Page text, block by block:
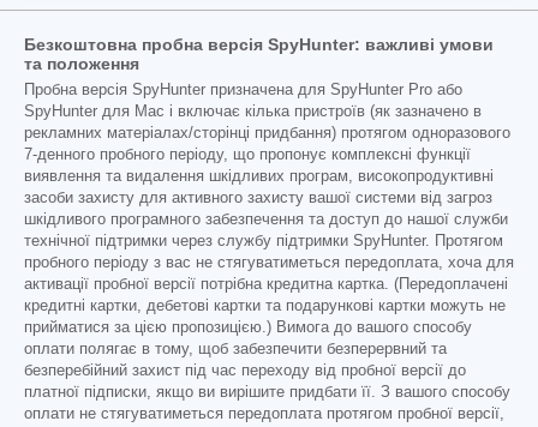
Безкоштовна пробна версія SpyHunter: важливі умови
та положення
Пробна версія SpyHunter призначена для SpyHunter Pro або
SpyHunter для Mac і включає кілька пристроїв (як зазначено в
рекламних матеріалах/сторінці придбання) протягом одноразового
7-денного пробного періоду, що пропонує комплексні функції
виявлення та видалення шкідливих програм, високопродуктивні
засоби захисту для активного захисту вашої системи від загроз
шкідливого програмного забезпечення та доступ до нашої служби
технічної підтримки через службу підтримки SpyHunter. Протягом
пробного періоду з вас не стягуватиметься передоплата, хоча для
активації пробної версії потрібна кредитна картка. (Передоплачені
кредитні картки, дебетові картки та подарункові картки можуть не
прийматися за цією пропозицією.) Вимога до вашого способу
оплати полягає в тому, щоб забезпечити безперервний та
безперебійний захист під час переходу від пробної версії до
платної підписки, якщо ви вирішите придбати її. З вашого способу
оплати не стягуватиметься передоплата протягом пробної версії,